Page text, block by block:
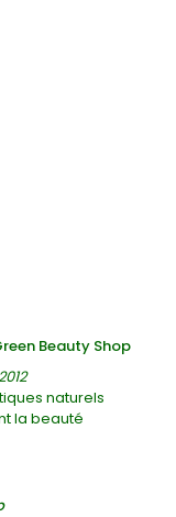
Beauty Shop
naturels
la beauté